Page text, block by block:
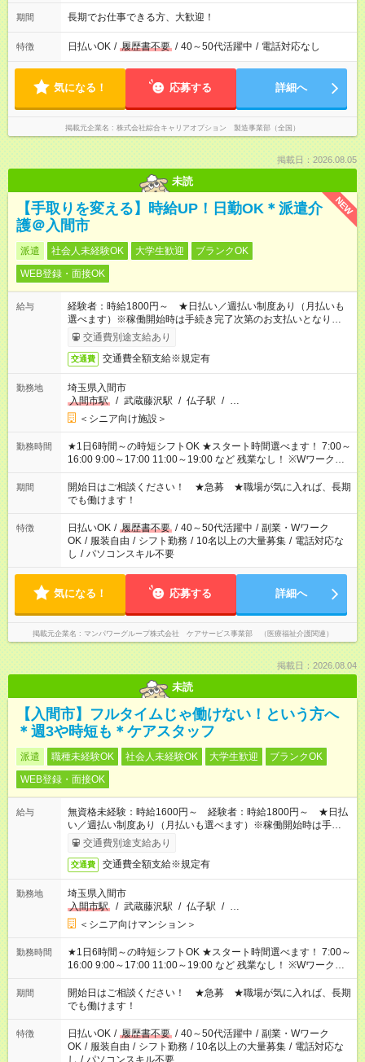
期間 長期でお仕事できる方、大歓迎！
特徴 日払いOK / 履歴書不要 / 40～50代活躍中 / 電話対応なし
気になる！ 応募する 詳細へ
掲載元企業名 株式会社綜合キャリアオプション 製造事業部（全国）
掲載日：2026.08.05
未読
NEW
【手取りを変える】時給UP！日勤OK＊派遣介
護＠入間市
派遣 社会人未経験OK 大学生歓迎
ブランクOK
WEB登録・面接OK
給与
経験者：時給1800円～ ★日払い／週払い制度あり（月払いも
選べます）※稼働開始時は手続き完了次第のお支払いとなりま
す。交通費別途支給あり
交通費 交通費全額支給※規定有
勤務地
埼玉県入間市
入間市駅
/ 武蔵藤沢駅 / 仏子駅 / …
＜シニア向け施設＞
勤務時間
★1日6時間～の時短シフトOK ★スタート時間選べます！ 7:00～
16:00 9:00～17:00 11:00～19:00 など 残業なし！ ※Wワークの
場合、他のお仕事と合わせ週40時間超の就業はご案内できませ
ん ※法令に基づき、週20時間以上勤務は社会保険への加入対象
となります ※労働者派遣法（日雇い派遣の原則禁止）により、
短時間・短期間の就業はご案内が難しい場合があります
期間
開始日はご相談ください！ ★急募 ★職場が気に入れば、長期
でも働けます！
特徴 日払いOK / 履歴書不要 / 40～50代活躍中 / 副業・Wワーク
OK / 服装自由 / シフト勤務 / 10名以上の大量募集 / 電話対応な
し / パソコンスキル不要
気になる！ 応募する 詳細へ
掲載元企業名 マンパワーグループ株式会社 ケアサービス事業部 （医療福祉介護関連）
掲載日：2026.08.04
未読
【入間市】フルタイムじゃ働けない！という方へ
＊週3や時短も＊ケアスタッフ
派遣 職種未経験OK 社会人未経験OK 大学生歓迎
ブランクOK
WEB登録・面接OK
給与
無資格未経験：時給1600円～ 経験者：時給1800円～ ★日払
い／週払い制度あり（月払いも選べます）※稼働開始時は手続き
完了次第のお支払いとなります。
交通費別途支給あり
交通費 交通費全額支給※規定有
勤務地
埼玉県入間市
入間市駅
/ 武蔵藤沢駅 / 仏子駅 / …
＜シニア向けマンション＞
勤務時間
★1日6時間～の時短シフトOK ★スタート時間選べます！ 7:00～
16:00 9:00～17:00 11:00～19:00 など 残業なし！ ※Wワークの
場合、他のお仕事と合わせ週40時間超の就業はご案内できませ
ん ※法令に基づき、週20時間以上勤務は社会保険への加入対象
となります ※労働者派遣法（日雇い派遣の原則禁止）により、
短時間・短期間の就業はご案内が難しい場合があります
期間
開始日はご相談ください！ ★急募 ★職場が気に入れば、長期
でも働けます！
特徴 日払いOK / 履歴書不要 / 40～50代活躍中 / 副業・Wワーク
OK / 服装自由 / シフト勤務 / 10名以上の大量募集 / 電話対応な
し / パソコンスキル不要